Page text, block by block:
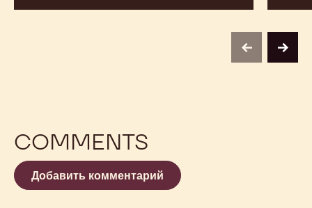
previousnext
COMMENTS
Добавить комментарий